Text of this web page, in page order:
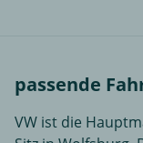
passende
VW ist die